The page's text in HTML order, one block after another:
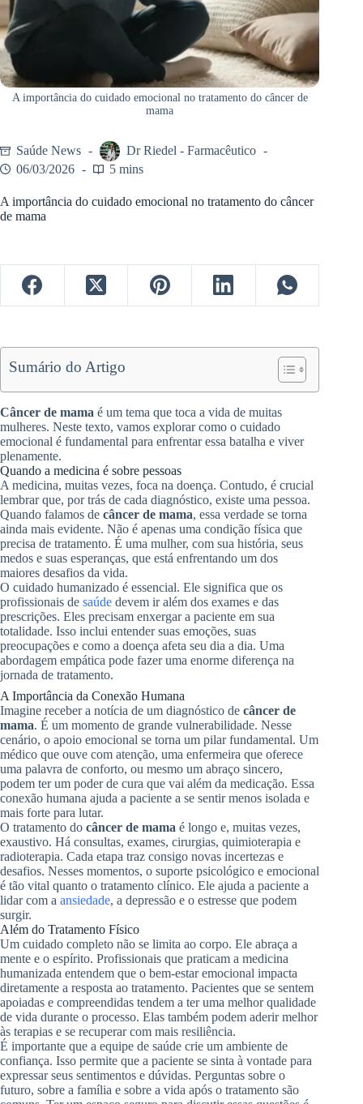
A importância do cuidado emocional no tratamento do câncer de
mama
Saúde News
Dr Riedel - Farmacêutico
06/03/2026
5 mins
A importância do cuidado emocional no tratamento do câncer
de mama
Sumário do Artigo
Câncer de mama é um tema que toca a vida de muitas
mulheres. Neste texto, vamos explorar como o cuidado
emocional é fundamental para enfrentar essa batalha e viver
plenamente.
Quando a medicina é sobre pessoas
A medicina, muitas vezes, foca na doença. Contudo, é crucial
lembrar que, por trás de cada diagnóstico, existe uma pessoa.
Quando falamos de câncer de mama, essa verdade se torna
ainda mais evidente. Não é apenas uma condição física que
precisa de tratamento. É uma mulher, com sua história, seus
medos e suas esperanças, que está enfrentando um dos
maiores desafios da vida.
O cuidado humanizado é essencial. Ele significa que os
profissionais de saúde devem ir além dos exames e das
prescrições. Eles precisam enxergar a paciente em sua
totalidade. Isso inclui entender suas emoções, suas
preocupações e como a doença afeta seu dia a dia. Uma
abordagem empática pode fazer uma enorme diferença na
jornada de tratamento.
A Importância da Conexão Humana
Imagine receber a notícia de um diagnóstico de câncer de
mama. É um momento de grande vulnerabilidade. Nesse
cenário, o apoio emocional se torna um pilar fundamental. Um
médico que ouve com atenção, uma enfermeira que oferece
uma palavra de conforto, ou mesmo um abraço sincero,
podem ter um poder de cura que vai além da medicação. Essa
conexão humana ajuda a paciente a se sentir menos isolada e
mais forte para lutar.
O tratamento do câncer de mama é longo e, muitas vezes,
exaustivo. Há consultas, exames, cirurgias, quimioterapia e
radioterapia. Cada etapa traz consigo novas incertezas e
desafios. Nesses momentos, o suporte psicológico e emocional
é tão vital quanto o tratamento clínico. Ele ajuda a paciente a
lidar com a ansiedade, a depressão e o estresse que podem
surgir.
Além do Tratamento Físico
Um cuidado completo não se limita ao corpo. Ele abraça a
mente e o espírito. Profissionais que praticam a medicina
humanizada entendem que o bem-estar emocional impacta
diretamente a resposta ao tratamento. Pacientes que se sentem
apoiadas e compreendidas tendem a ter uma melhor qualidade
de vida durante o processo. Elas também podem aderir melhor
às terapias e se recuperar com mais resiliência.
É importante que a equipe de saúde crie um ambiente de
confiança. Isso permite que a paciente se sinta à vontade para
expressar seus sentimentos e dúvidas. Perguntas sobre o
futuro, sobre a família e sobre a vida após o tratamento são